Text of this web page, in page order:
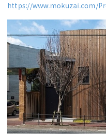
https://www.mokuzai.com/